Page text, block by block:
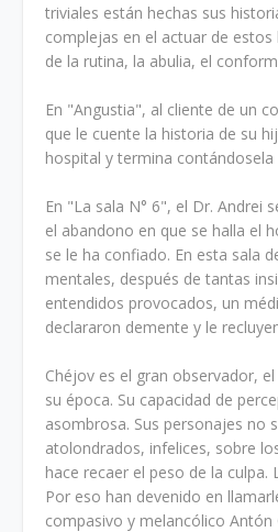
triviales están hechas sus
complejas en el actuar de
de la rutina, la abulia, el
En "Angustia", al cliente de un
que le cuente la historia de su
hospital y termina contándosela
En "La sala N° 6", el Dr. Andrei
el abandono en que se halla el
se le ha confiado. En esta sala
mentales, después de tantas
entendidos provocados, un
declararon demente y le
Chéjov es el gran observador,
su época. Su capacidad de
asombrosa. Sus personajes no
atolondrados, infelices, sobre
hace recaer el peso de la culpa.
Por eso han devenido en
compasivo y melancólico Antón